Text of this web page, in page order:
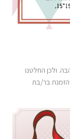
ולכן החלטנו
בר/בת